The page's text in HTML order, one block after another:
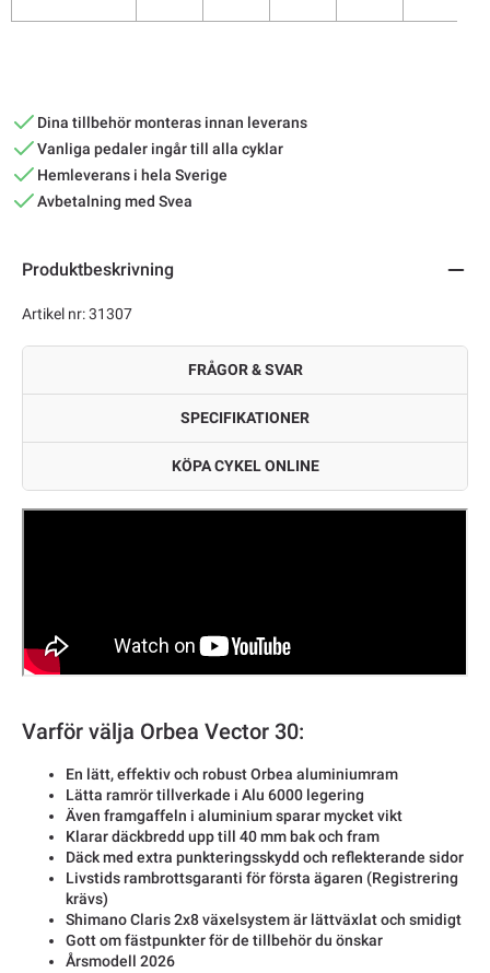
Dina tillbehör monteras innan leverans
Vanliga pedaler ingår till alla cyklar
Hemleverans i hela Sverige
Avbetalning med Svea
Produktbeskrivning
Artikel nr: 31307
FRÅGOR & SVAR
SPECIFIKATIONER
KÖPA CYKEL ONLINE
Varför välja Orbea Vector 30:
En lätt, effektiv och robust Orbea aluminiumram
Lätta ramrör tillverkade i Alu 6000 legering
Även framgaffeln i aluminium sparar mycket vikt
Klarar däckbredd upp till 40 mm bak och fram
Däck med extra punkteringsskydd och reflekterande sidor
Livstids rambrottsgaranti för första ägaren (Registrering
krävs)
Shimano Claris 2x8 växelsystem är lättväxlat och smidigt
Gott om fästpunkter för de tillbehör du önskar
Årsmodell 2026